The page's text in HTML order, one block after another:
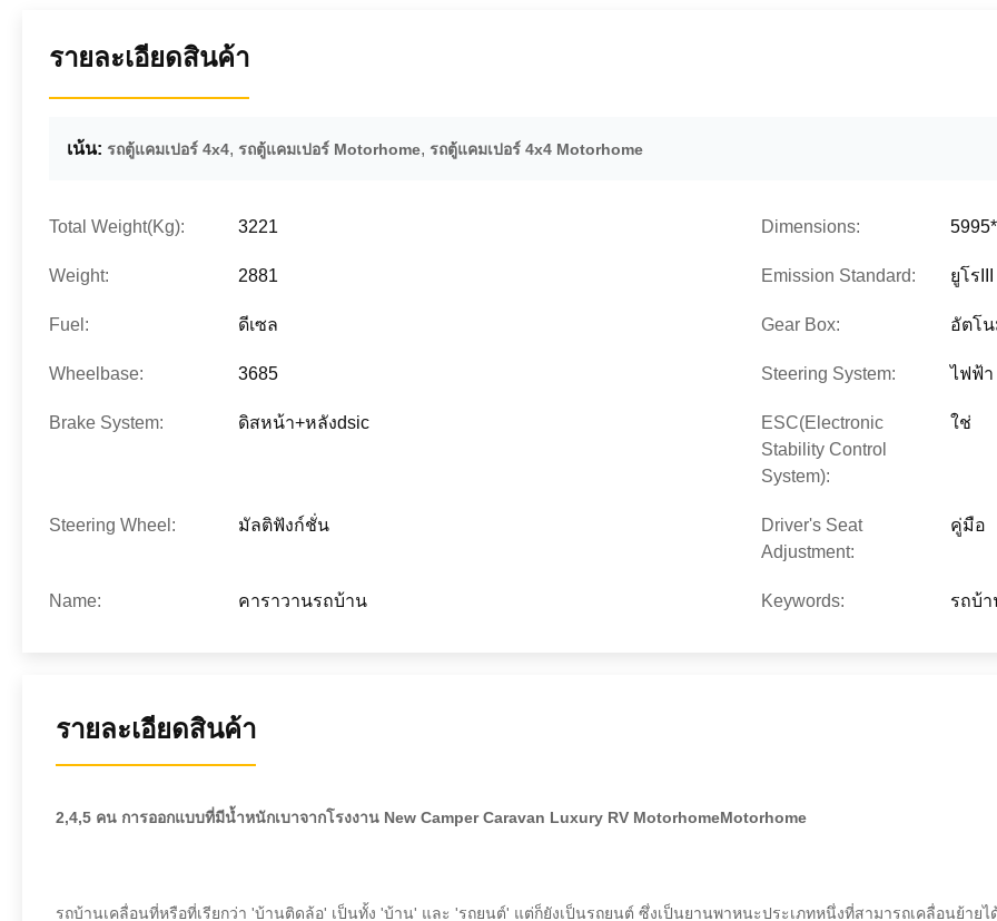
รายละเอียดสินค้า
เน้น: รถตู้แคมเปอร์ 4x4, รถตู้แคมเปอร์ Motorhome, รถตู้แคมเปอร์ 4x4 Motorhome
Total Weight(Kg): 3221 Dimensions:
Weight: 2881 Emission Standard: ยูโรIII
Fuel: ดีเซล Gear Box: อัตโ
Wheelbase: 3685 Steering System: ไฟฟ้า
Brake System: ดิสหน้า+หลังdsic
ESC(Electronic
Stability Control
System):
ใช่
Steering Wheel: มัลติฟังก์ชั่น
Driver's Seat
Adjustment:
คู่มือ
Name: คาราวานรถบ้าน Keywords: รถบ้
รายละเอียดสินค้า
2,4,5 คน การออกแบบที่มีน้ำหนักเบาจากโรงงาน New Camper Caravan Luxury RV MotorhomeMotorhome
รถบ้านเคลื่อนที่หรือที่เรียกว่า 'บ้านติดล้อ' เป็นทั้ง 'บ้าน' และ 'รถยนต์' แต่ก็ยังเป็นรถยนต์ ซึ่งเป็นยานพาหนะประเภทหนึ่งที่สามารถเคลื่อนย้า